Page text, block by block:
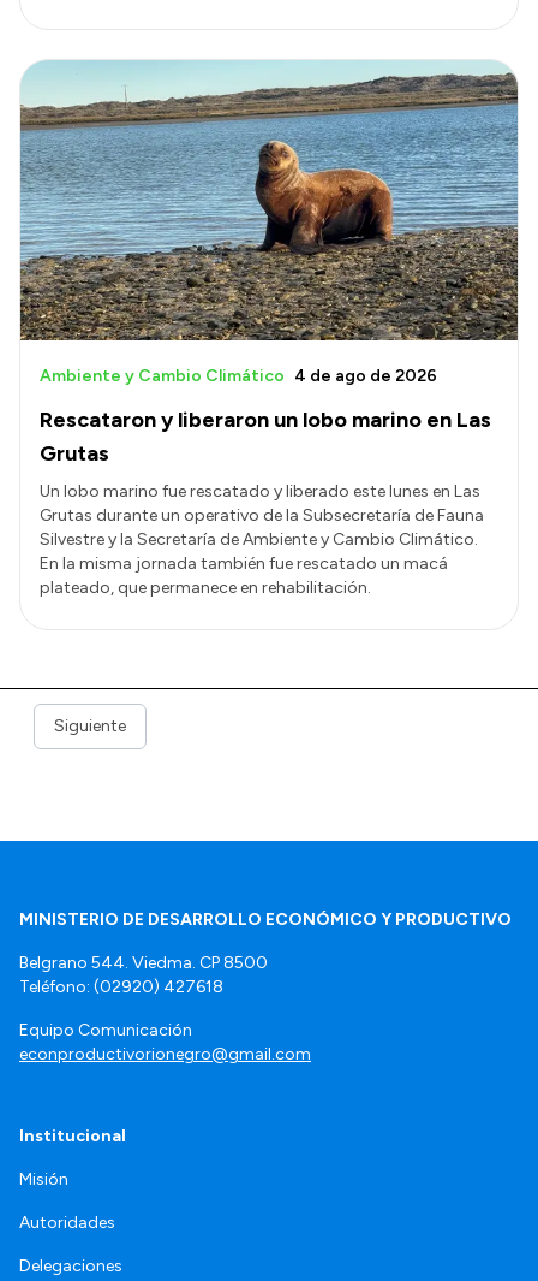
Rescataron y liberaron un lobo marino en Las
Grutas
Ambiente y Cambio Climático 4 de ago de 2026
Un lobo marino fue rescatado y liberado este lunes en Las
Grutas durante un operativo de la Subsecretaría de Fauna
Silvestre y la Secretaría de Ambiente y Cambio Climático.
En la misma jornada también fue rescatado un macá
plateado, que permanece en rehabilitación.
Siguiente
MINISTERIO DE DESARROLLO ECONÓMICO Y PRODUCTIVO
Belgrano 544. Viedma. CP 8500
Teléfono: (02920) 427618
Equipo Comunicación
econproductivorionegro@gmail.com
Institucional
Misión
Autoridades
Delegaciones